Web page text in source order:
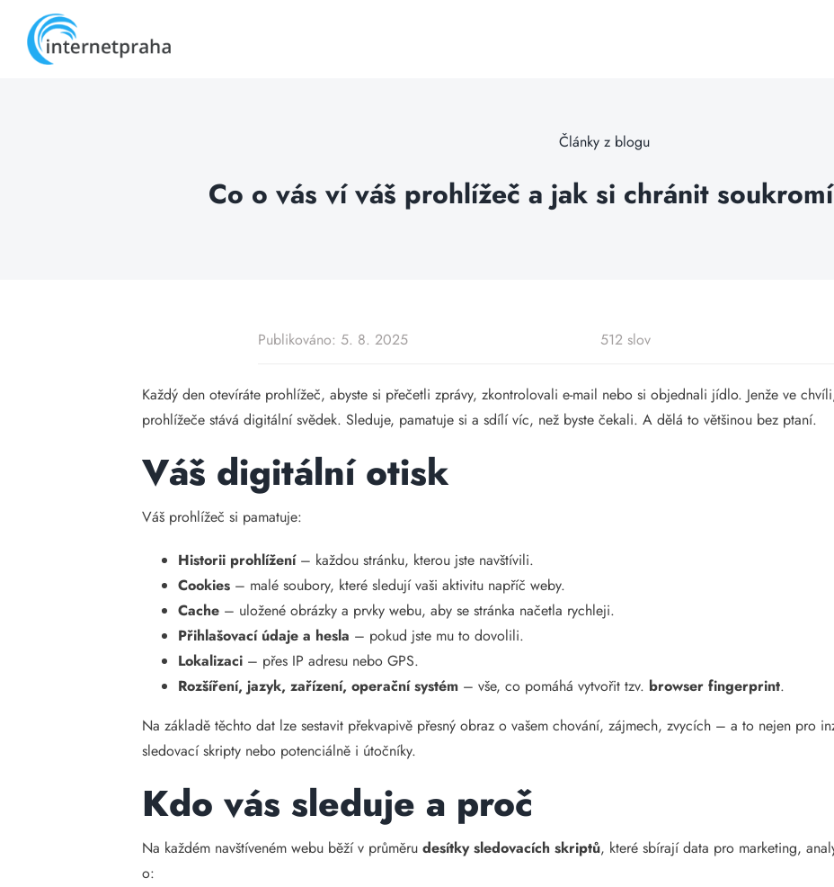
content
Články z blogu
Co o vás ví váš prohlížeč a jak si chránit
Publikováno: 5. 8. 2025 512 slov
Každý den otevíráte prohlížeč, abyste si přečetli zprávy, zkontrolovali e-mail nebo si objednali jídlo. Jenže ve
prohlížeče stává digitální svědek. Sleduje, pamatuje si a sdílí víc, než byste čekali. A dělá to většinou bez ptaní.
Váš digitální otisk
Váš prohlížeč si pamatuje:
Historii prohlížení– každou stránku, kterou jste navštívili.
Cookies – malé soubory, které sledují vaši aktivitu napříč weby.
Cache – uložené obrázky a prvky webu, aby se stránka načetla rychleji.
Přihlašovací údaje a hesla – pokud jste mu to dovolili.
Lokalizaci – přes IP adresu nebo GPS.
Rozšíření, jazyk, zařízení, operační systém – vše, co pomáhá vytvořit tzv. browser fingerprint.
Na základě těchto dat lze sestavit překvapivě přesný obraz o vašem chování, zájmech, zvycích – a to nejen pro
sledovací skripty nebo potenciálně i útočníky.
Kdo vás sleduje a proč
Na každém navštíveném webu běží v průměrudesítky sledovacích skriptů, které sbírají data pro marketing,
o: